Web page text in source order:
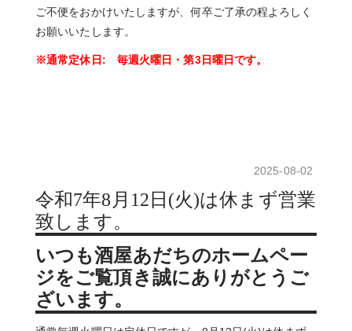
ご不便をおかけいたしますが、何卒ご了承の程よろしく
お願いいたします。
※通常定休日: 毎週火曜日・第3日曜日です。
2025-08-02
令和7年8月12日(火)は休まず営業
致します。
いつも酒屋あだちのホームペー
ジをご覧頂き誠にありがとうご
ざいます。